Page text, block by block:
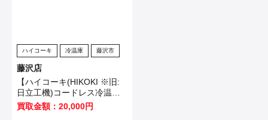
ハイコーキ 冷温庫 藤沢市
藤沢店
【ハイコーキ(HIKOKI ※旧:
日立工機)コードレス冷温庫
UL18DB(NMG)】藤沢市のお
客様から買取させていただき
買取金額：20,000円